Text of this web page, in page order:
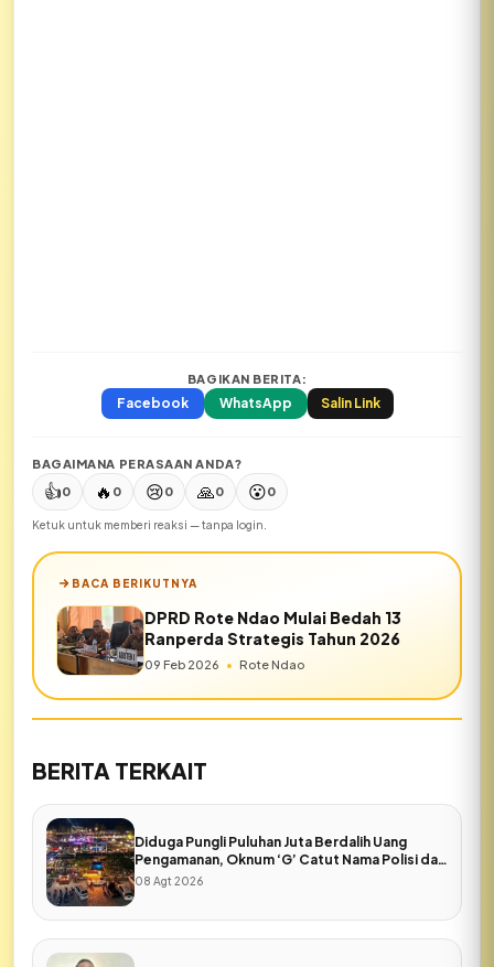
BAGIKAN BERITA:
Facebook WhatsApp Salin Link
BAGAIMANA PERASAAN ANDA?
👍0 🔥 0 😢0 🙏0 😮0
Ketuk untuk memberi reaksi — tanpa login.
BACA BERIKUTNYA
DPRD Rote Ndao Mulai Bedah 13
Ranperda Strategis Tahun 2026
09 Feb 2026 • Rote Ndao
BERITA TERKAIT
Diduga Pungli Puluhan Juta Berdalih Uang
Pengamanan, Oknum ‘G’ Catut Nama Polisi dan
Pers di Expo Rote Ndao
08 Agt 2026